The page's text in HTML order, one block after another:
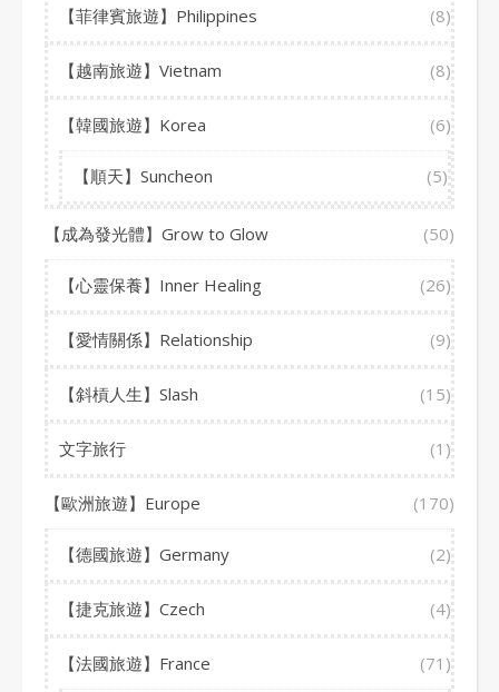
【菲律賓旅遊】Philippines (8)
【越南旅遊】Vietnam (8)
【韓國旅遊】Korea (6)
【順天】Suncheon (5)
【成為發光體】Grow to Glow (50)
【心靈保養】Inner Healing (26)
【愛情關係】Relationship (9)
【斜槓人生】Slash (15)
文字旅行 (1)
【歐洲旅遊】Europe (170)
【德國旅遊】Germany (2)
【捷克旅遊】Czech (4)
【法國旅遊】France (71)